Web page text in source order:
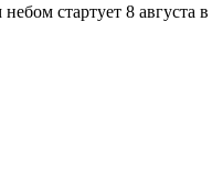
стартует 8 августа в